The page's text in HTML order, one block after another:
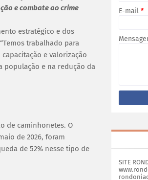
e combate ao crime
estratégico e dos
trabalhado para
e valorização
população e na redução da
de caminhonetes. O
de 2026, foram
de 52% nesse tipo de
E-mail *
SITE